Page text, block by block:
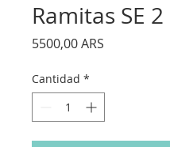
Ramitas SE
5500,00 ARS
Cantidad *